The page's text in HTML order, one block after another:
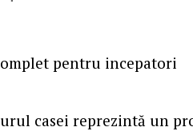
casei reprezintă un